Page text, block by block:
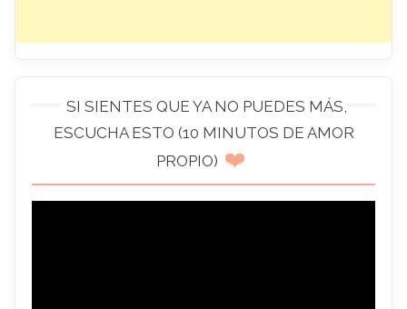
SI SIENTES QUE YA NO PUEDES MÁS,
ESCUCHA ESTO (10 MINUTOS DE AMOR
PROPIO) ❤️